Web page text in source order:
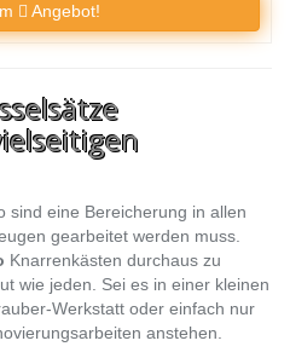
Angebot!
sind eine Bereicherung in allen
gearbeitet werden muss.
Knarrenkästen durchaus zu
wie jeden. Sei es in einer kleinen
Werkstatt oder einfach nur
anstehen.